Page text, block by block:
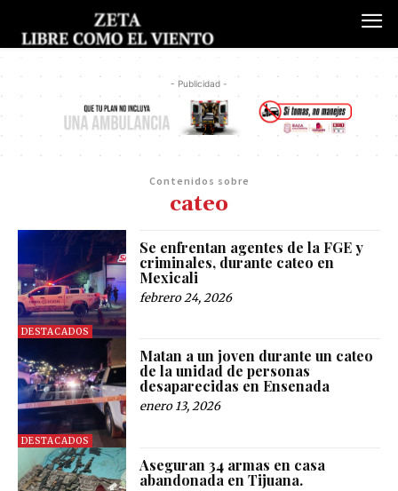
- Publicidad -
Contenidos sobre
cateo
DESTACADOS
Se enfrentan agentes de la FGE y
criminales, durante cateo en
Mexicali
febrero 24, 2026
DESTACADOS
Matan a un joven durante un cateo
de la unidad de personas
desaparecidas en Ensenada
enero 13, 2026
Aseguran 34 armas en casa
abandonada en Tijuana.